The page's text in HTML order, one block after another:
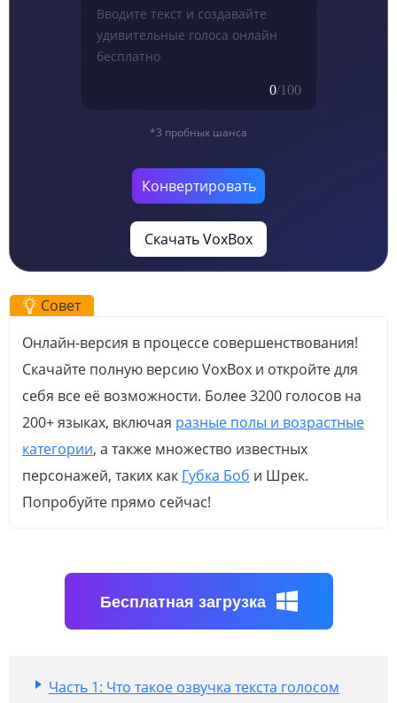
0/100
*3 пробных шанса
Конвертировать
Скачать VoxBox
Совет
Онлайн-версия в процессе совершенствования!
Скачайте полную версию VoxBox и откройте для
себя все её возможности. Более 3200 голосов на
200+ языках, включая разные полы и возрастные
категории, а также множество известных
персонажей, таких как Губка Боб и Шрек.
Попробуйте прямо сейчас!
Бесплатная загрузка
Часть 1: Что такое озвучка текста голосом